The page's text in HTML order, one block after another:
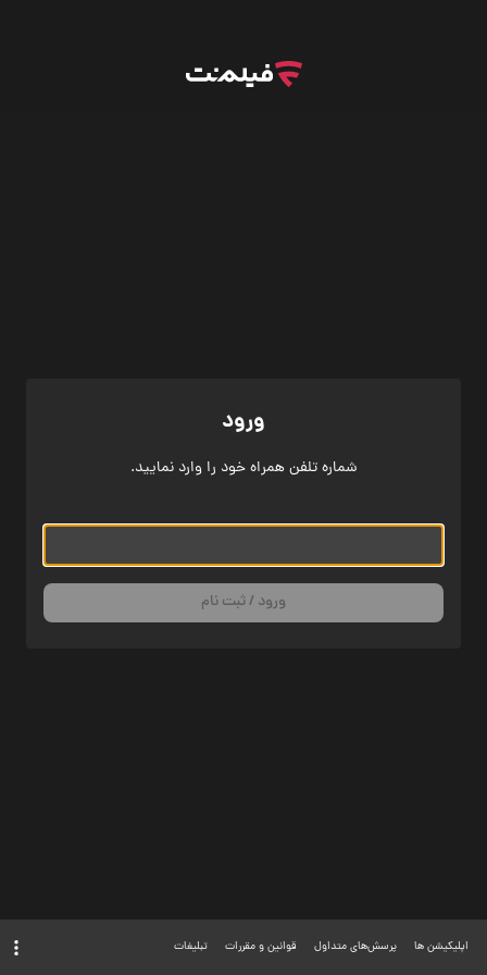
ورود
شماره تلفن همراه خود را وارد نمایید.
ورود / ثبت نام
اپلیکیشن ها پرسش‌های متداول قوانین و مقررات تبلیغات